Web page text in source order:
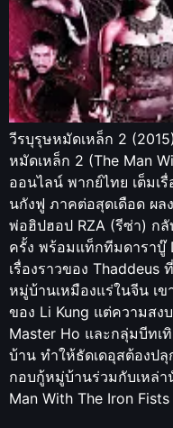
วีรบุรุษหมัดเหล็ก 2
หมัดเหล็ก 2 (The Man
ออนไลน์ พากย์ไทย เต็มเ
นกังฟู ภาคต่อสุดเดือด ผล
พ่อฮิปฮอป RZA (รีซ่า) ก
ครั้ง พร้อมแท็กทีมดาราบู๊
เรื่องราวของ
หมู่บ้านเหมืองแร่ในจีน เ
ของ Li Kung แต่ความสง
Master Ho และกลุ่มบีทเ
บ้าน ทำให้ธัดเดอุสต้องป
กอบกู้หมู่บ้านร่วมกับเหล่
Man With The Iron